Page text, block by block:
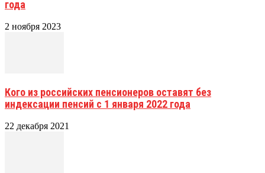
года
2 ноября 2023
Кого из российских пенсионеров оставят без
индексации пенсий с 1 января 2022 года
22 декабря 2021